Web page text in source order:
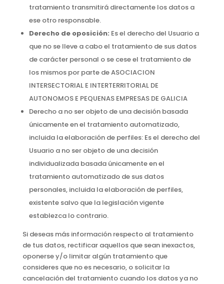
tratamiento transmitirá directamente los datos a
ese otro responsable.
Derecho de oposición: Es el derecho del Usuario a
que no se lleve a cabo el tratamiento de sus datos
de carácter personal o se cese el tratamiento de
los mismos por parte de ASOCIACION
INTERSECTORIAL E INTERTERRITORIAL DE
AUTONOMOS E PEQUENAS EMPRESAS DE GALICIA
Derecho a no ser objeto de una decisión basada
únicamente en el tratamiento automatizado,
incluida la elaboración de perfiles: Es el derecho del
Usuario a no ser objeto de una decisión
individualizada basada únicamente en el
tratamiento automatizado de sus datos
personales, incluida la elaboración de perfiles,
existente salvo que la legislación vigente
establezca lo contrario.
Si deseas más información respecto al tratamiento
de tus datos, rectificar aquellos que sean inexactos,
oponerse y/o limitar algún tratamiento que
consideres que no es necesario, o solicitar la
cancelación del tratamiento cuando los datos ya no